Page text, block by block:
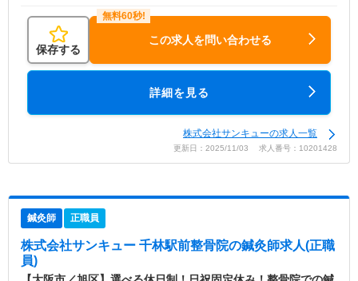
保存する
この求人を問い合わせる
詳細を見る
株式会社サンキューの求人一覧
更新日：2025/11/03 求人番号：10201428
鍼灸師 正職員
株式会社サンキュー 千林駅前整骨院の鍼灸師求人(正職
員)